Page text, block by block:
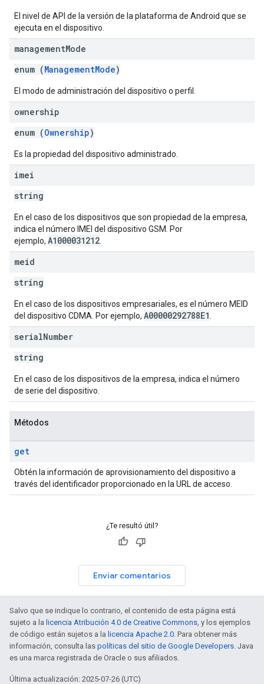
El nivel de API de la versión de la plataforma de Android que se
ejecuta en el dispositivo.
managementMode
enum (ManagementMode)
El modo de administración del dispositivo o perfil.
ownership
enum (Ownership)
Es la propiedad del dispositivo administrado.
imei
string
En el caso de los dispositivos que son propiedad de la empresa,
indica el número IMEI del dispositivo GSM. Por
ejemplo, A1000031212
meid
string
En el caso de los dispositivos empresariales, es el número MEID
del dispositivo CDMA. Por ejemplo, A00000292788E1
serialNumber
string
En el caso de los dispositivos de la empresa, indica el número
de serie del dispositivo.
Métodos
get
Obtén la información de aprovisionamiento del dispositivo a
través del identificador proporcionado en la URL de acceso.
¿Te resultó útil?
Enviar comentarios
Salvo que se indique lo contrario, el contenido de esta página está
sujeto a la licencia Atribución 4.0 de Creative Commons, y los ejemplos
de código están sujetos a la licencia Apache 2.0. Para obtener más
información, consulta las políticas del sitio de Google Developers. Java
es una marca registrada de Oracle o sus afiliados.
Última actualización: 2025-07-26 (UTC)